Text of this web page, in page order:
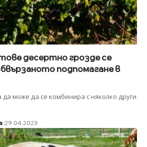
десертно грозде се
подпомагане в
може да се комбинира с няколко други
29.04.2023